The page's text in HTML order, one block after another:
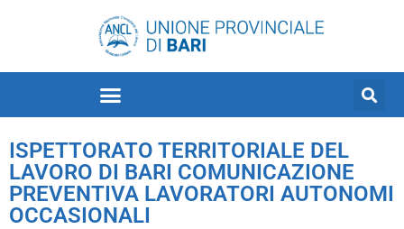
ISPETTORATO TERRITORIALE DEL
LAVORO DI BARI COMUNICAZIONE
PREVENTIVA LAVORATORI AUTONOMI
OCCASIONALI